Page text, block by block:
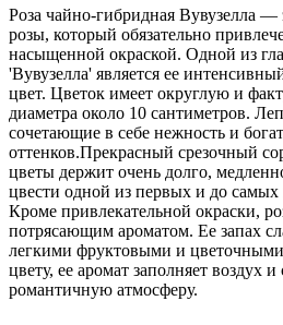
Роза чайно-гибридная Вувузелла —
розы, который обязательно
насыщенной окраской. Одной из
'Вувузелла' является ее
цвет. Цветок имеет округлую и
диаметра около 10 сантиметров.
сочетающие в себе нежность и
оттенков.Прекрасный срезочный
цветы держит очень долго,
цвести одной из первых и до самых
Кроме привлекательной окраски,
потрясающим ароматом. Ее запах
легкими фруктовыми и цветочными
цвету, ее аромат заполняет воздух
романтичную атмосферу.